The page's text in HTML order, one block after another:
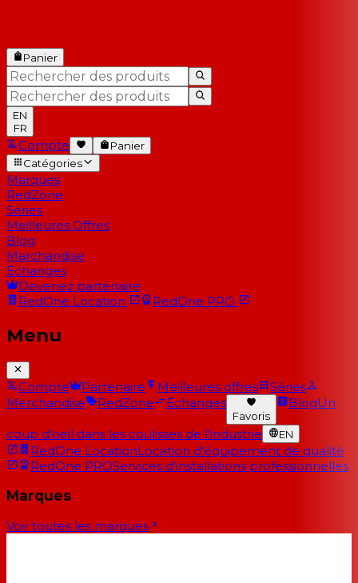
Panier
EN
FR
Compte
Panier
Catégories
Marques
RedZone
Séries
Meilleures Offres
Blog
Marchandise
Échanges
Devenez partenaire
RedOne Location RedOne PRO
Menu
Compte Partenaire Meilleures offres
Séries
Merchandise
RedZone Échanges
Favoris
BlogUn
coup d'oeil dans les coulisses de l'industrie EN
RedOne LocationLocation d'équipement de qualité
RedOne PROServices d'installations professionnelles
Marques
Voir toutes les marques